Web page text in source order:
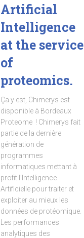
Artificial
Intelligence
at the service
of
proteomics.
Ça y est, Chimerys est
disponible à Bordeaux
Proteome ! Chimerys fait
partie de la dernière
génération de
programmes
informatiques mettant à
profit l’Intelligence
Artificielle pour traiter et
exploiter au mieux les
données de protéomique.
Les performances
analytiques des